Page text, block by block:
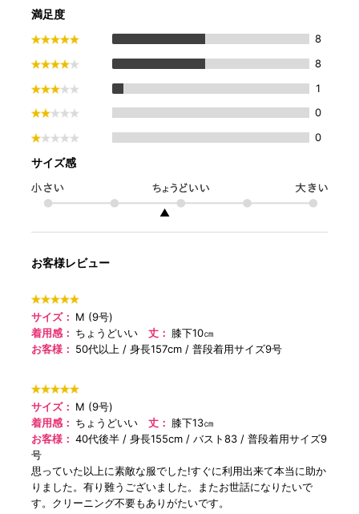
満足度
8
8
1
0
0
サイズ感
▲
お客様レビュー
サイズ： M (9号)
着用感： ちょうどいい 丈： 膝下10㎝
お客様： 50代以上 身長157cm 普段着用サイズ9号
サイズ： M (9号)
着用感： ちょうどいい 丈： 膝下13㎝
お客様：40代後半 身長155cm バスト83
普段着用サイズ9
号
思っていた以上に素敵な服でした!すぐに利用出来て本当に助か
りました。有り難うございました。またお世話になりたいで
す。クリーニング不要もありがたいです。